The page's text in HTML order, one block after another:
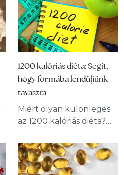
1200 kalóriás diéta: Segít,
hogy formába lendüljünk
tavaszra
Miért olyan különleges
az 1200 kalóriás diéta?
számára ez kevesebb
kalóriát jelent, mint
amennyit a